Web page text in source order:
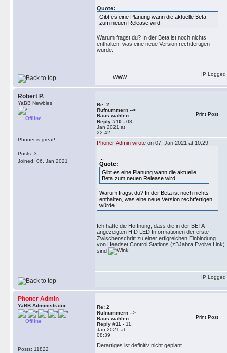
Quote:
Gibt es eine Planung wann die aktuelle Beta
zum neuen Release wird
Warum fragst du? In der Beta ist noch nichts
enthalten, was eine neue Version rechtfertigen
würde.
WWW
IP Logged
Robert P.
YaBB Newbies
Offline
Phoner is great!
Posts: 3
Joined: 06. Jan 2021
Re: 2
Rufnummern -->
Raus wählen
Reply #10 - 08.
Jan 2021 at
22:42
Print Post
Phoner Admin wrote on 07. Jan 2021 at 10:29:
Quote:
Gibt es eine Planung wann die aktuelle
Beta zum neuen Release wird
Warum fragst du? In der Beta ist noch nichts
enthalten, was eine neue Version rechtfertigen
würde.
Ich hatte die Hoffnung, dass die in der BETA
angezeigten HID LED Informationen der erste
Zwischenschritt zu einer erflgreichen Einbindung
von Headset Control Stations (zBJabra Evolve Link)
sind
IP Logged
Phoner Admin
YaBB Administrator
Offline
Posts: 11822
Re: 2
Rufnummern -->
Raus wählen
Reply #11 - 11.
Jan 2021 at
08:39
Print Post
Derartiges ist definitiv nicht geplant.